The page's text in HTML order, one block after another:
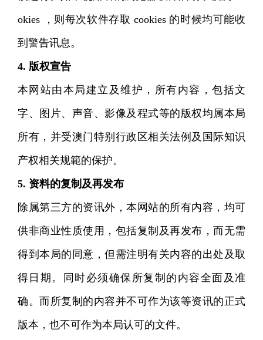
okies ，则每次软件存取 cookies 的时候均可能收
到警告讯息。
4. 版权宣告
本网站由本局建立及维护，所有内容，包括文
字、图片、声音、影像及程式等的版权均属本局
所有，并受澳门特别行政区相关法例及国际知识
产权相关规範的保护。
5. 资料的复制及再发布
除属第三方的资讯外，本网站的所有内容，均可
供非商业性质使用，包括复制及再发布，而无需
得到本局的同意，但需注明有关内容的出处及取
得日期。同时必须确保所复制的内容全面及准
确。而所复制的内容并不可作为该等资讯的正式
版本，也不可作为本局认可的文件。